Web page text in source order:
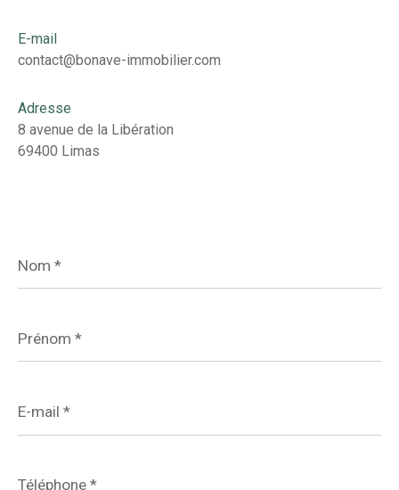
E-mail
contact@bonave-immobilier.com
Adresse
8 avenue de la Libération
69400 Limas
*
*
mail
*
*